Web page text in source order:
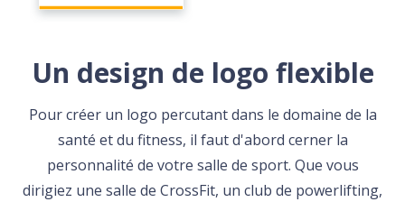
Un design de logo flexible
Pour créer un logo percutant dans le domaine de la
santé et du fitness, il faut d'abord cerner la
personnalité de votre salle de sport. Que vous
dirigiez une salle de CrossFit, un club de powerlifting,